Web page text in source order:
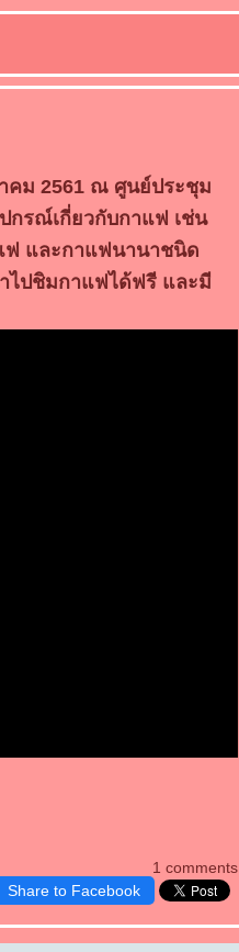
าคม 2561 ณ ศูนย์ประชุม
รณ์เกี่ยวกับกาแฟ เช่น
ฟ และกาแฟนานาชนิด
ไปชิมกาแฟได้ฟรี และมี
1 comments
Share to Facebook